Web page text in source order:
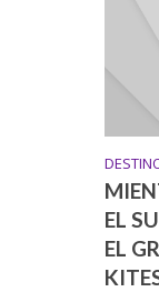
EL
EL